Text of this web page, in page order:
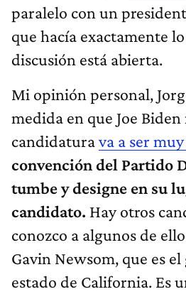
paralelo con un
que hacía exactamente
discusión está abierta.
Mi opinión personal,
medida en que Joe
candidaturava a ser
convención del Partido
tumbe y designe en su
candidato. Hay otros
conozco a algunos de
Gavin Newsom, que es
estado de California. Es